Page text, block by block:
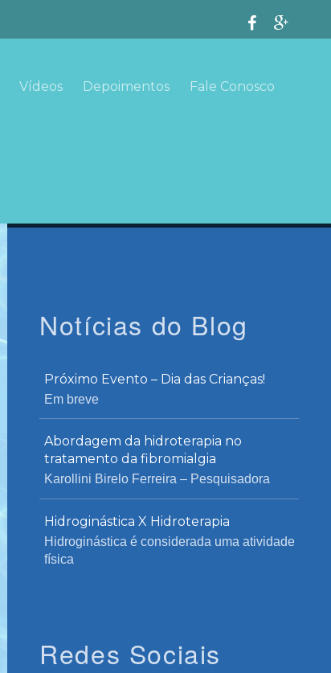
Vídeos Depoimentos Fale Conosco
Notícias do Blog
Próximo Evento – Dia das Crianças!
Em breve
Abordagem da hidroterapia no
tratamento da fibromialgia
Karollini Birelo Ferreira – Pesquisadora
Hidroginástica X Hidroterapia
Hidroginástica é considerada uma atividade
física
Redes Sociais